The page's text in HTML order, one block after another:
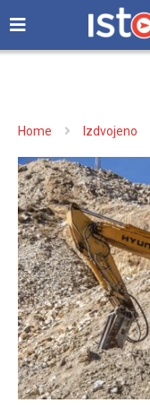
Home Izdvojeno